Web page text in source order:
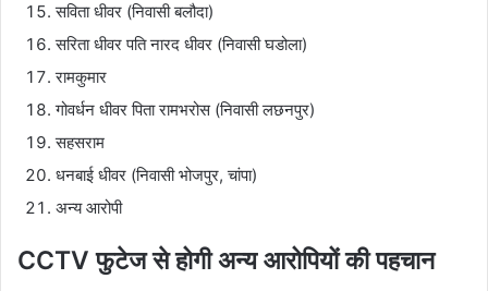
सविता धीवर (निवासी बलौदा)
सरिता धीवर पति नारद धीवर (निवासी घडोला)
रामकुमार
गोवर्धन धीवर पिता रामभरोस (निवासी लछनपुर)
सहसराम
धनबाई धीवर (निवासी भोजपुर, चांपा)
अन्य आरोपी
CCTV फुटेज से होगी अन्य आरोपियों की पहचान